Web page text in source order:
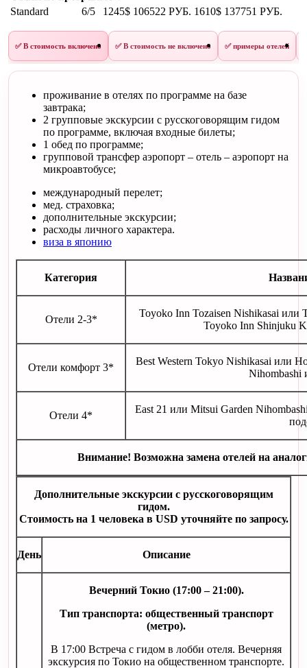
Standard
6/5 1245$ 106522 РУБ. 1610$ 137751 РУБ.
✅ В стоимость включено ✅ В стоимость не включено ✅ примеры отелей
проживание в отелях по программе на базе
завтрака;
2 групповые экскурсии с русскоговорящим гидом
по программе, включая входные билеты;
1 обед по программе;
групповой трансфер аэропорт – отель – аэропорт на
микроавтобусе;
международный перелет;
мед. страховка;
дополнительные экскурсии;
расходы личного характера.
виза в японию
Категория
Отели 2-3*
Toyoko Inn Tozaisen Nishikasai
Toyoko Inn Shinjuku
Отели комфорт 3*
Best Western Tokyo Nishikasai или
Nihombashi
Отели 4*
East 21 или Mitsui Garden
Внимание! Возможна замена отелей на
Дополнительные экскурсии с русскоговорящим
гидом.
Стоимость на 1 человека в USD уточняйте по запросу.
День Описание
Вечерний Токио (17:00 – 21:00).
Тип транспорта: общественный транспорт
(метро).
В 17:00 Встреча с гидом в лобби отеля. Вечерняя
экскурсия по Токио на общественном транспорте.